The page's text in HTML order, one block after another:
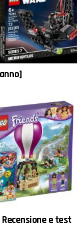
Recensione e test